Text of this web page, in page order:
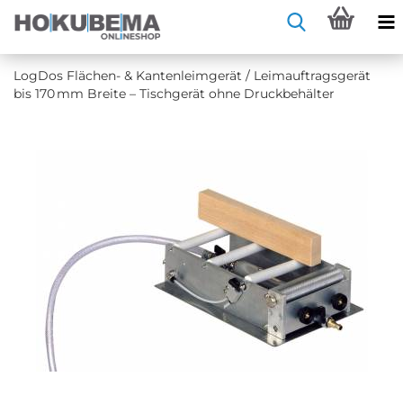
Log­Dos Flächen-​ & Kan­ten­leim­ge­rät / Leim­auf­trags­ge­rät
bis 170 mm Brei­te – Tisch­ge­rät ohne Druck­be­häl­ter